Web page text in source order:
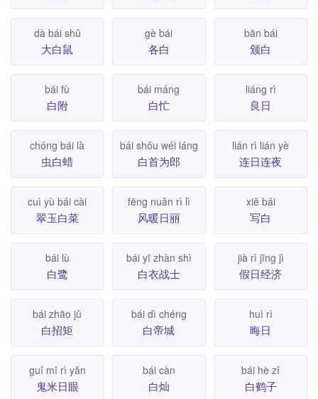
dà bái shǔ
大白鼠
gè bái
各白
bān bái
颁白
bái fù
白附
bái máng
白忙
liáng rì
良日
chóng bái là
虫白蜡
bái shǒu wéi láng
白首为郎
lián rì lián yè
连日连夜
cuì yù bái cài
翠玉白菜
fēng nuăn rì lì
风暖日丽
xiě bái
写白
bái lù
白鹭
bái yī zhàn shì
白衣战士
jià rì jīng jì
假日经济
bái zhāo jǔ
白招矩
bái dì chéng
白帝城
huì rì
晦日
guǐ mǐ rì yăn
鬼米日眼
bái càn
白灿
bái hè zǐ
白鹤子